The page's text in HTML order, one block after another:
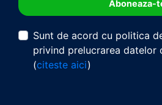
Sunt de acord cu politica
privind prelucrarea datelor
(citeste aici)